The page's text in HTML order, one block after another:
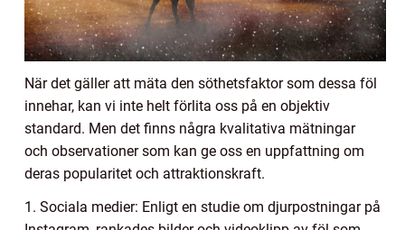
När det gäller att mäta den söthetsfaktor som dessa föl
innehar, kan vi inte helt förlita oss på en objektiv
standard. Men det finns några kvalitativa mätningar
och observationer som kan ge oss en uppfattning om
deras popularitet och attraktionskraft.
1. Sociala medier: Enligt en studie om djurpostningar på